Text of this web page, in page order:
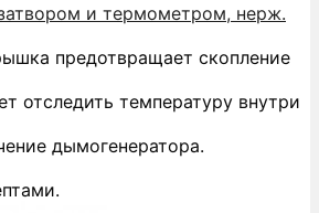
и термометром, нерж.
предотвращает скопление
отследить температуру внутри
дымогенератора.